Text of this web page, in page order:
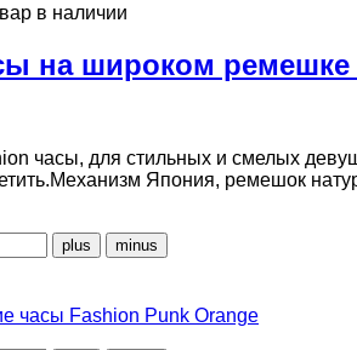
в наличии
на широком
часы, для стильных и смелых
Япония, ремешок